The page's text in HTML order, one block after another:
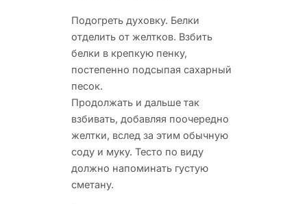
Подогреть духовку. Белки
отделить от желтков. Взбить
белки в крепкую пенку,
постепенно подсыпая сахарный
песок.
Продолжать и дальше так
взбивать, добавляя поочередно
желтки, вслед за этим обычную
соду и муку. Тесто по виду
должно напоминать густую
сметану.